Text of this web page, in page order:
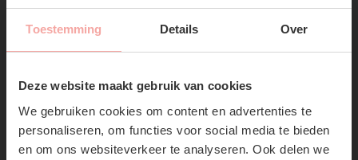
Toestemming Details Over
Deze website maakt gebruik van cookies
We gebruiken cookies om content en advertenties te
personaliseren, om functies voor social media te bieden
en om ons websiteverkeer te analyseren. Ook delen we
SUBSCRIBE NOW & GET
10% OFF YOUR FIRST
ORDER!
Don't miss out on our trendy new drops or exclusive